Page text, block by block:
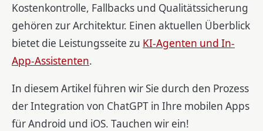
Kostenkontrolle, Fallbacks und Qualitätssicherung
gehören zur Architektur. Einen aktuellen Überblick
bietet die Leistungsseite zu KI-Agenten und In-
App-Assistenten.
In diesem Artikel führen wir Sie durch den Prozess
der Integration von ChatGPT in Ihre mobilen Apps
für Android und iOS. Tauchen wir ein!